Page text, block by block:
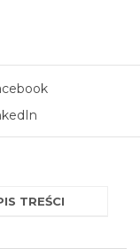
TREŚCI